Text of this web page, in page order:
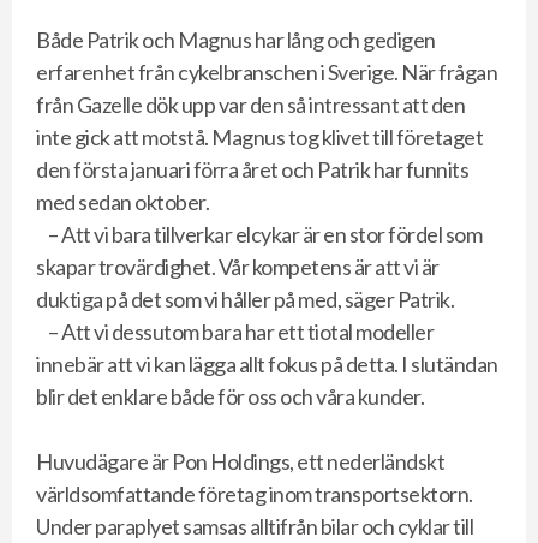
Både Patrik och Magnus har lång och gedigen
erfarenhet från cykelbranschen i Sverige. När frågan
från Gazelle dök upp var den så intressant att den
inte gick att motstå. Magnus tog klivet till företaget
den första januari förra året och Patrik har funnits
med sedan oktober.
– Att vi bara tillverkar elcykar är en stor fördel som
skapar trovärdighet. Vår kompetens är att vi är
duktiga på det som vi håller på med, säger Patrik.
– Att vi dessutom bara har ett tiotal modeller
innebär att vi kan lägga allt fokus på detta. I slutändan
blir det enklare både för oss och våra kunder.
Huvudägare är Pon Holdings, ett nederländskt
världsomfattande företag inom transportsektorn.
Under paraplyet samsas alltifrån bilar och cyklar till